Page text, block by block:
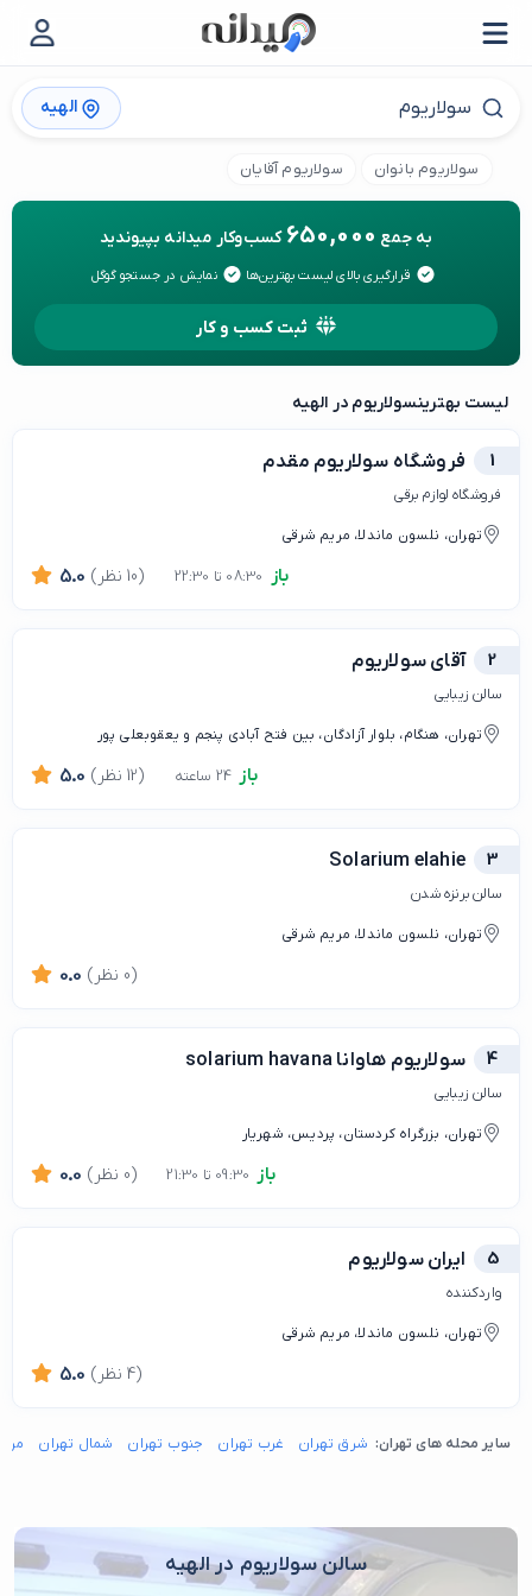
الهیه
سولاریوم بانوان سولاریوم آقایان
به جمع 650,000 کسب‌وکار میدانه بپیوندید
قرارگیری بالای لیست بهترین‌ها نمایش در جستجو گوگل
ثبت کسب و کار
لیست بهترینسولاریوم در الهیه
1 فروشگاه سولاریوم مقدم
فروشگاه لوازم برقی
تهران، نلسون ماندلا، مریم شرقی
باز 5.0 (10 نظر)
2 آقای سولاریوم
سالن زیبایی
تهران، هنگام، بلوار آزادگان، بین فتح آبادی پنجم و یعقوبعلی پور
باز 5.0 (12 نظر)
3
Solarium elahie
سالن‌ برنزه شدن
تهران، نلسون ماندلا، مریم شرقی
0.0 (0 نظر)
4 سولاریوم هاوانا solarium havana
سالن زیبایی
تهران، بزرگراه کردستان، پردیس، شهریار
باز 0.0 (0 نظر)
5 ایران سولاریوم
واردکننده
تهران، نلسون ماندلا، مریم شرقی
5.0 (4 نظر)
سایر محله های تهران: شرق تهران غرب تهران جنوب تهران شمال تهران
سالن سولاریوم در الهیه